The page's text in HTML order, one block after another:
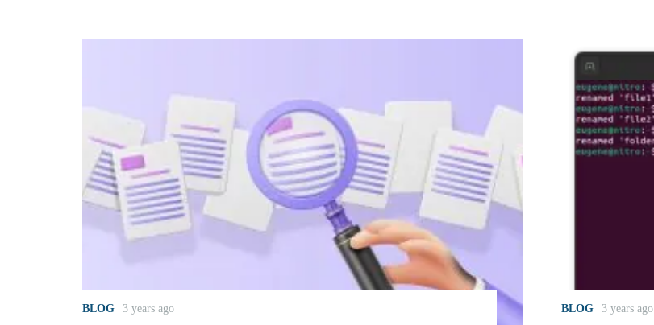
BLOG 3 years ago BLOG 3 years ago